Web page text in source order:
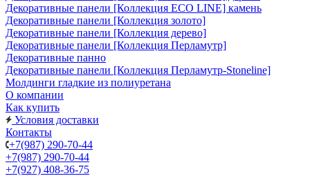
Декоративные панели [Коллекция ECO LINE] камень
Декоративные панели [Коллекция золото]
Декоративные панели [Коллекция дерево]
Декоративные панели [Коллекция Перламутр]
Декоративные панно
Декоративные панели [Коллекция Перламутр-Stoneline]
Молдинги гладкие из полиуретана
О компании
Как купить
Условия доставки
Контакты
+7(987) 290-70-44
+7(987) 290-70-44
+7(927) 408-36-75